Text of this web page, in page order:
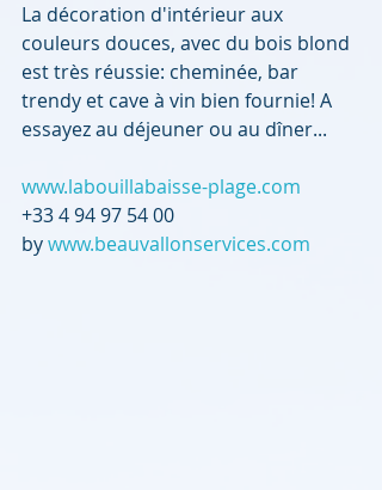
La décoration d'intérieur aux
couleurs douces, avec du bois blond
est très réussie: cheminée, bar
trendy et cave à vin bien fournie! A
essayez au déjeuner ou au dîner...
www.labouillabaisse-plage.com
+33 4 94 97 54 00
by www.beauvallonservices.com